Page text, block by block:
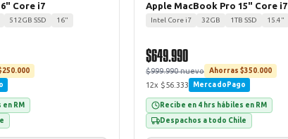
Core i7
512GB SSD
16"
en RM
Apple MacBook Pro 15" Core i7
Intel Core i7 32GB 1TB SSD 15.4"
$649.990
$999.990 nuevo Ahorras $350.000
12x $56.333 MercadoPago
Recibe en 4 hrs hábiles en RM
Despachos a todo Chile